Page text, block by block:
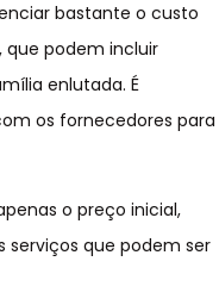
bastante o custo
que podem incluir
enlutada. É
os fornecedores para
o preço inicial,
que podem ser